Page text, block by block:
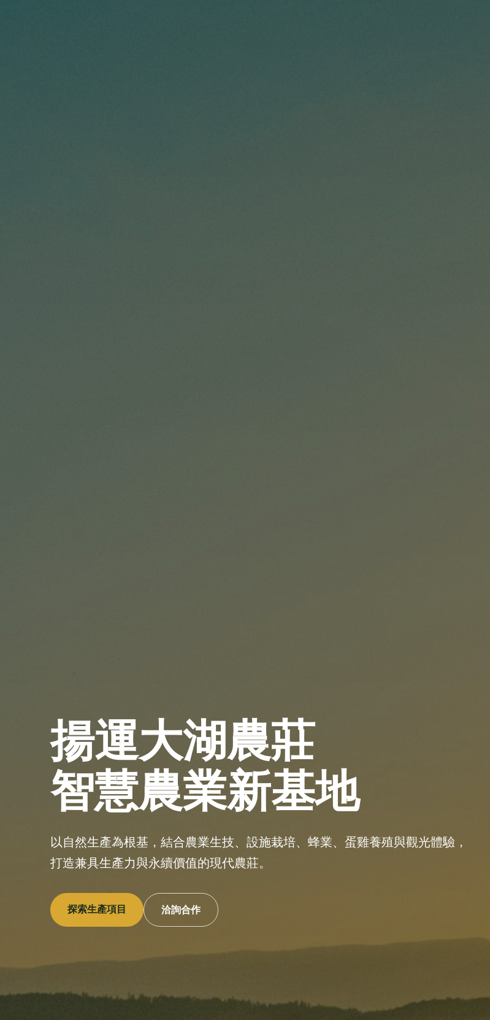
揚運大湖農莊
智慧農業新基地
以自然生產為根基，結合農業生技、設施栽培、蜂業、蛋雞養殖與觀光體驗，
打造兼具生產力與永續價值的現代農莊。
探索生產項目 洽詢合作